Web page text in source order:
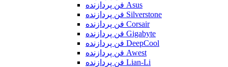
فن پردازنده Asus
فن پردازنده Silverstone
فن پردازنده Corsair
فن پردازنده Gigabyte
فن پردازنده DeepCool
فن پردازنده Awest
فن پردازنده Lian-Li